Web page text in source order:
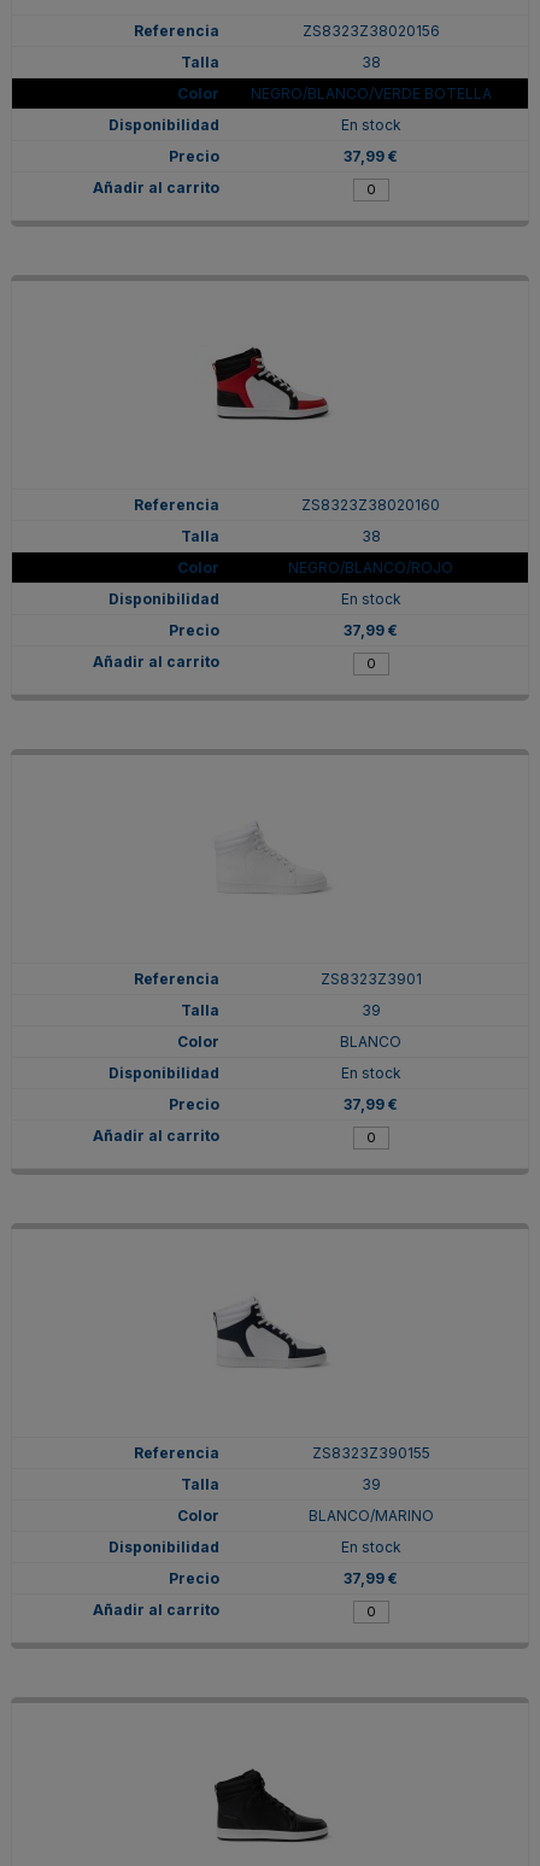
ZS8323Z38020156
38
NEGRO/BLANCO/VERDE BOTELLA
En stock
37,99 €
ZS8323Z38020160
38
NEGRO/BLANCO/ROJO
En stock
37,99 €
ZS8323Z3901
39
BLANCO
En stock
37,99 €
ZS8323Z390155
39
BLANCO/MARINO
En stock
37,99 €